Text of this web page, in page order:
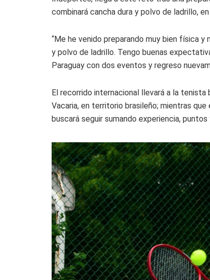
combinará cancha dura y polvo de ladrillo,
“Me he venido preparando muy bien física
y polvo de ladrillo. Tengo buenas
Paraguay con dos eventos y regreso
El recorrido internacional llevará a la tenista
Vacaria, en territorio brasileño; mientras
buscará seguir sumando experiencia,